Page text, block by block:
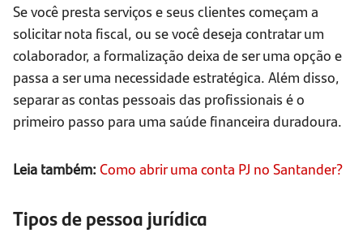
Se você presta serviços e seus clientes começam a
solicitar nota fiscal, ou se você deseja contratar um
colaborador, a formalização deixa de ser uma opção e
passa a ser uma necessidade estratégica. Além disso,
separar as contas pessoais das profissionais é o
primeiro passo para uma saúde financeira duradoura.
Leia também: Como abrir uma conta PJ no Santander?
Tipos de pessoa jurídica